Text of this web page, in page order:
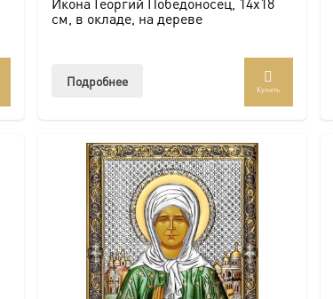
см, в окладе, на дереве
Подробнее
Купить